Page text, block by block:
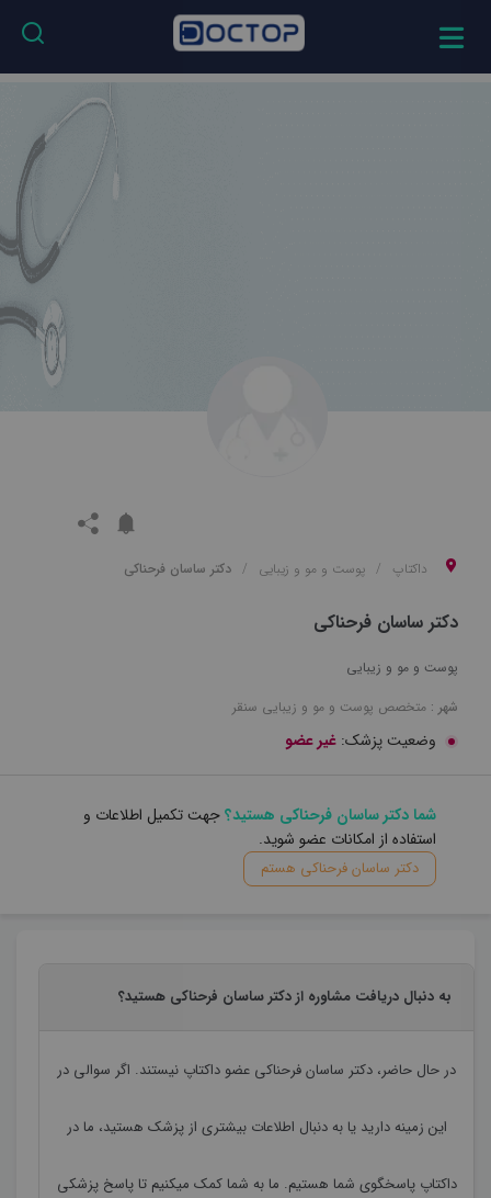
داکتاپ پوست و مو و زیبایی دکتر ساسان فرحناکی
دکتر ساسان فرحناکی
پوست و مو و زیبایی
شهر : متخصص پوست و مو و زیبایی سنقر
وضعیت پزشک: غیر عضو
شما دکتر ساسان فرحناکی هستید؟جهت تکمیل اطلاعات و
استفاده از امکانات عضو شوید.
دکتر ساسان فرحناکی هستم
به دنبال دریافت مشاوره از دکتر ساسان فرحناکی هستید؟
در حال حاضر، دکتر ساسان فرحناکی عضو داکتاپ نیستند. اگر سوالی در
این زمینه دارید یا به دنبال اطلاعات بیشتری از پزشک هستید، ما در
داکتاپ پاسخگوی شما هستیم. ما به شما کمک میکنیم تا پاسخ پزشکی